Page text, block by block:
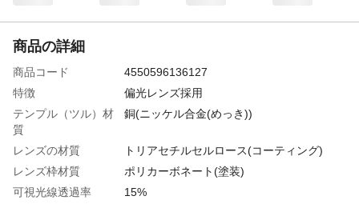
商品の詳細
商品コード
4550596136127
特徴
偏光レンズ採用
テンプル（ツル）材
質
銅(ニッケル合金(めっき))
レンズの材質
トリアセチルセルロース(コーティング)
レンズ枠材質
ポリカーボネート(塗装)
可視光線透過率
15%